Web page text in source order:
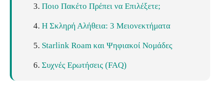
Ποιο Πακέτο Πρέπει να Επιλέξετε;
Η Σκληρή Αλήθεια: 3 Μειονεκτήματα
Starlink Roam και Ψηφιακοί Νομάδες
Συχνές Ερωτήσεις (FAQ)